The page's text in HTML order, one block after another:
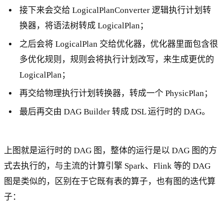
接下来会交给 LogicalPlanConverter 逻辑执行计划转
换器，将语法树转成 LogicalPlan；
之后会将 LogicalPlan 交给优化器，优化器里面包含很
多优化规则，规则会将执行计划改写，来生成更优的
LogicalPlan；
再交给物理执行计划转换器，转成一个 PhysicPlan；
最后再交由 DAG Builder 转成 DSL 运行时的 DAG。
上图就是运行时的 DAG 图，整体的运行是以 DAG 图的方
式去执行的，与主流的计算引擎 Spark、Flink 等的 DAG
图是类似的，区别在于它既有表的算子，也有图的迭代算
子：